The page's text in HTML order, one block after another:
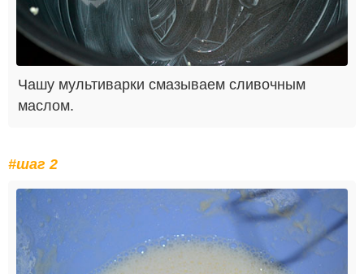
Чашу мультиварки смазываем сливочным
маслом.
#шаг 2